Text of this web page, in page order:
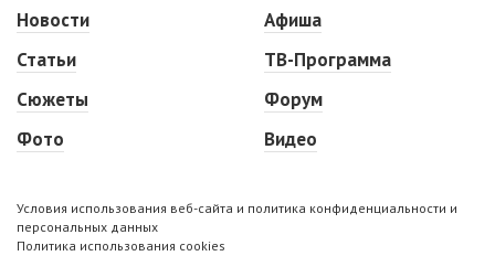
Новости
Статьи
Сюжеты
Фото
Афиша
ТВ-Программа
Форум
Видео
Условия использования веб-сайта и политика конфиденциальности и
персональных данных
Политика использования cookies